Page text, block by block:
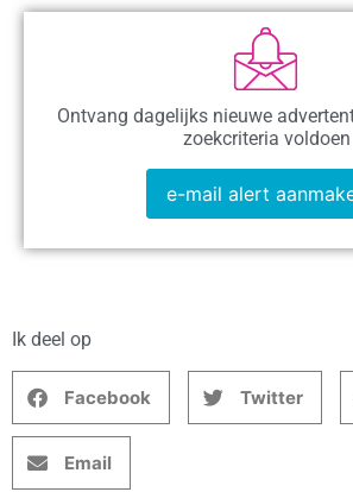
Ontvang dagelijks nieuwe
zoekcriteria voldoen
e-mail alert
Ik deel op
Facebook Twitter
Email